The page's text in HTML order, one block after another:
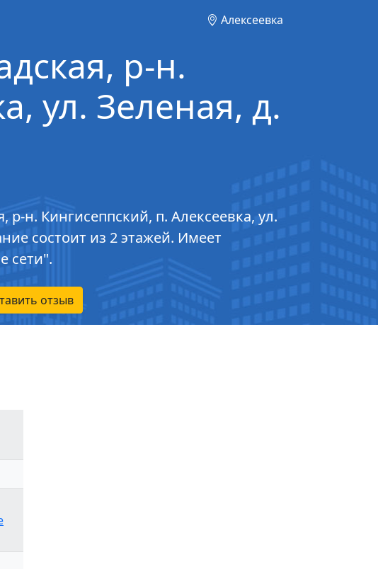
Алексеевка
р-н.
ул. Зеленая, д.
н. Кингисеппский, п. Алексеевка, ул.
состоит из 2 этажей. Имеет
сети".
отзыв